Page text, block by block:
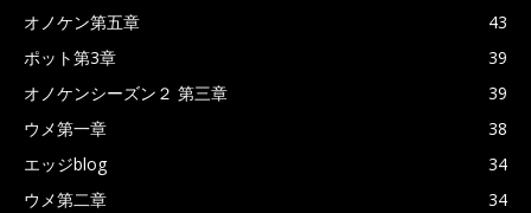
オノケン第五章
43
ポット第3章
39
オノケンシーズン２ 第三章
39
ウメ第一章
38
エッジblog
34
ウメ第二章
34